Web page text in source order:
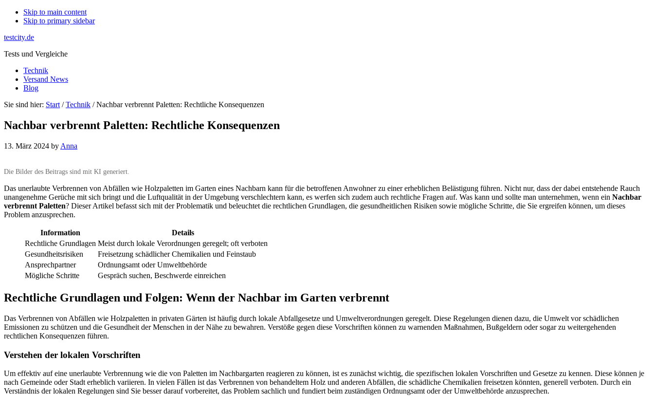
Skip to main content
Skip to primary sidebar
testcity.de
Tests und Vergleiche
Technik
Versand News
Blog
Sie sind hier: Start /Technik / Nachbar verbrennt Paletten: Rechtliche Konsequenzen
Nachbar verbrennt Paletten: Rechtliche Konsequenzen
13. März 2024 by Anna
Die Bilder des Beitrags sind mit KI generiert.
Das unerlaubte Verbrennen von Abfällen wie Holzpaletten im Garten eines Nachbarn kann für die betroffenen Anwohner zu einer erheblichen Belästigung führen. Nicht nur, dass der dabei entstehende Rauch
unangenehme Gerüche mit sich bringt und die Luftqualität in der Umgebung verschlechtern kann, es werfen sich zudem auch rechtliche Fragen auf. Was kann und sollte man unternehmen, wenn ein Nachbar
verbrennt Paletten? Dieser Artikel befasst sich mit der Problematik und beleuchtet die rechtlichen Grundlagen, die gesundheitlichen Risiken sowie mögliche Schritte, die Sie ergreifen können, um dieses
Problem anzusprechen.
Information
Details
Rechtliche Grundlagen Meist durch lokale Verordnungen geregelt; oft verboten
Gesundheitsrisiken
Freisetzung schädlicher Chemikalien und Feinstaub
Ansprechpartner
Ordnungsamt oder Umweltbehörde
Mögliche Schritte
Gespräch suchen, Beschwerde einreichen
Rechtliche Grundlagen und Folgen: Wenn der Nachbar im Garten verbrennt
Das Verbrennen von Abfällen wie Holzpaletten in privaten Gärten ist häufig durch lokale Abfallgesetze und Umweltverordnungen geregelt. Diese Regelungen dienen dazu, die Umwelt vor schädlichen
Emissionen zu schützen und die Gesundheit der Menschen in der Nähe zu bewahren. Verstöße gegen diese Vorschriften können zu warnenden Maßnahmen, Bußgeldern oder sogar zu weitergehenden
rechtlichen Konsequenzen führen.
Verstehen der lokalen Vorschriften
Um effektiv auf eine unerlaubte Verbrennung wie die von Paletten im Nachbargarten reagieren zu können, ist es zunächst wichtig, die spezifischen lokalen Vorschriften und Gesetze zu kennen. Diese können je
nach Gemeinde oder Stadt erheblich variieren. In vielen Fällen ist das Verbrennen von behandeltem Holz und anderen Abfällen, die schädliche Chemikalien freisetzen könnten, generell verboten. Durch ein
Verständnis der lokalen Regelungen sind Sie besser darauf vorbereitet, das Problem sachlich und fundiert beim zuständigen Ordnungsamt oder der Umweltbehörde anzusprechen.